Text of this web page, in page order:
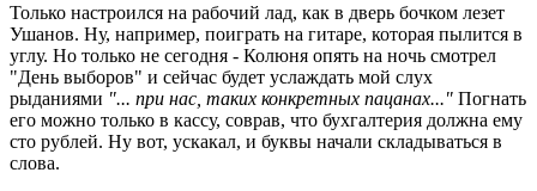
Только настроился на рабочий лад, как в дверь бочком лезет
Ушанов. Ну, например, поиграть на гитаре, которая пылится в
углу. Но только не сегодня - Колюня опять на ночь смотрел
"День выборов" и сейчас будет услаждать мой слух
рыданиями "... при нас, таких конкретных пацанах..." Погнать
его можно только в кассу, соврав, что бухгалтерия должна ему
сто рублей. Ну вот, ускакал, и буквы начали складываться в
слова.